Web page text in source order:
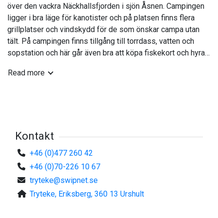
över den vackra Näckhallsfjorden i sjön Åsnen. Campingen
ligger i bra läge för kanotister och på platsen finns flera
grillplatser och vindskydd för de som önskar campa utan
tält. På campingen finns tillgång till torrdass, vatten och
sopstation och här går även bra att köpa fiskekort och hyra
Read more
Kontakt
+46 (0)477 260 42
+46 (0)70-226 10 67
tryteke@swipnet.se
Tryteke, Eriksberg, 360 13 Urshult